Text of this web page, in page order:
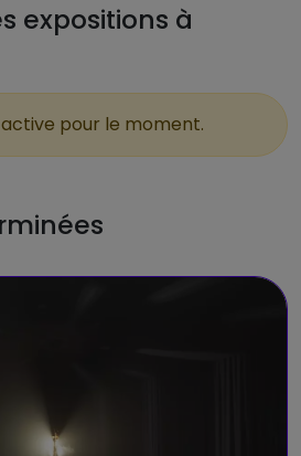
expositions à
pour le moment.